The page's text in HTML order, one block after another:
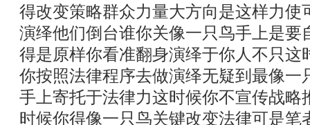
得改变策略群众力量大方向是这样力使
演绎他们倒台谁你关像一只鸟手上是要
得是原样你看准翻身演绎于你人不只这
你按照法律程序去做演绎无疑到最像一
手上寄托于法律力这时候你不宣传战略
时候你得像一只鸟关键改变法律可是笔